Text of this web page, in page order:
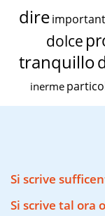
dire
dolce
tranquillo
inerme
Si scrive
Si scrive tal ora